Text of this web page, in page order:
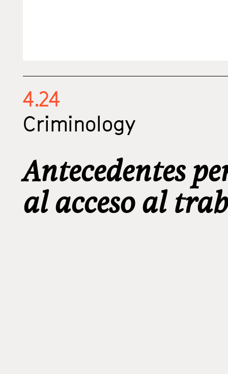
4.24
Criminology
Antecedentes
al acceso al